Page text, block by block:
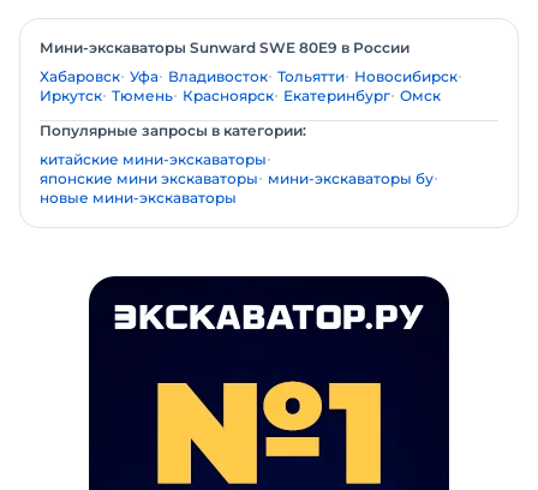
Мини-экскаваторы Sunward SWE 80E9 в России
Хабаровск Уфа Владивосток Тольятти Новосибирск
Иркутск Тюмень Красноярск Екатеринбург Омск
Популярные запросы в категории:
китайские мини-экскаваторы
японские мини экскаваторы
мини-экскаваторы бу
новые мини-экскаваторы